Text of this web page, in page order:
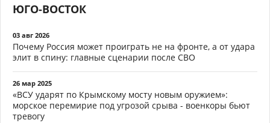
ЮГО-ВОСТОК
03 авг 2026
Почему Россия может проиграть не на фронте, а от удара
элит в спину: главные сценарии после СВО
26 мар 2025
«ВСУ ударят по Крымскому мосту новым оружием»:
морское перемирие под угрозой срыва - военкоры бьют
тревогу